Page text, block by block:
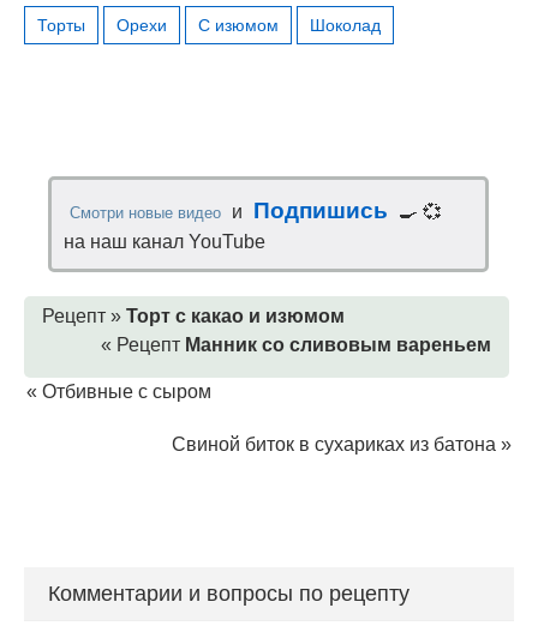
Торты Орехи С изюмом Шоколад
Смотри новые видео и Подпишись
🍳 💞
на наш канал YouTube
Рецепт » Торт с какао и изюмом
« Рецепт Манник со сливовым вареньем
« Отбивные с сыром
Свиной биток в сухариках из батона »
Комментарии и вопросы по рецепту